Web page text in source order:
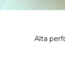
Alta